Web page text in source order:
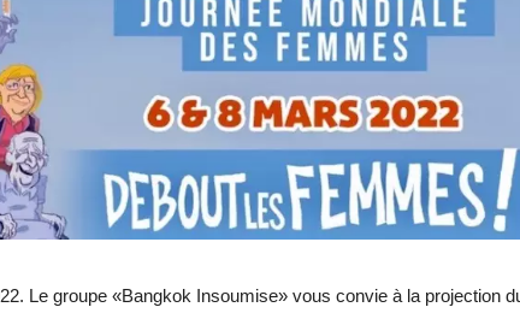
Le groupe «Bangkok Insoumise» vous convie à la projection